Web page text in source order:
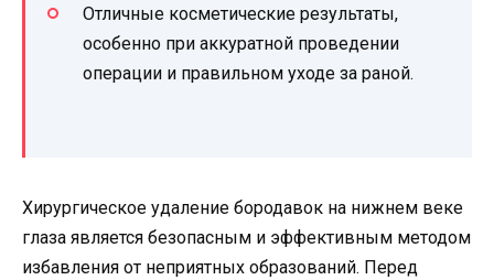
Отличные косметические результаты,
особенно при аккуратной проведении
операции и правильном уходе за раной.
Хирургическое удаление бородавок на нижнем веке
глаза является безопасным и эффективным методом
избавления от неприятных образований. Перед